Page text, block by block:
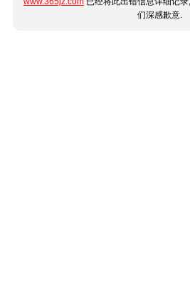
们深感歉意.